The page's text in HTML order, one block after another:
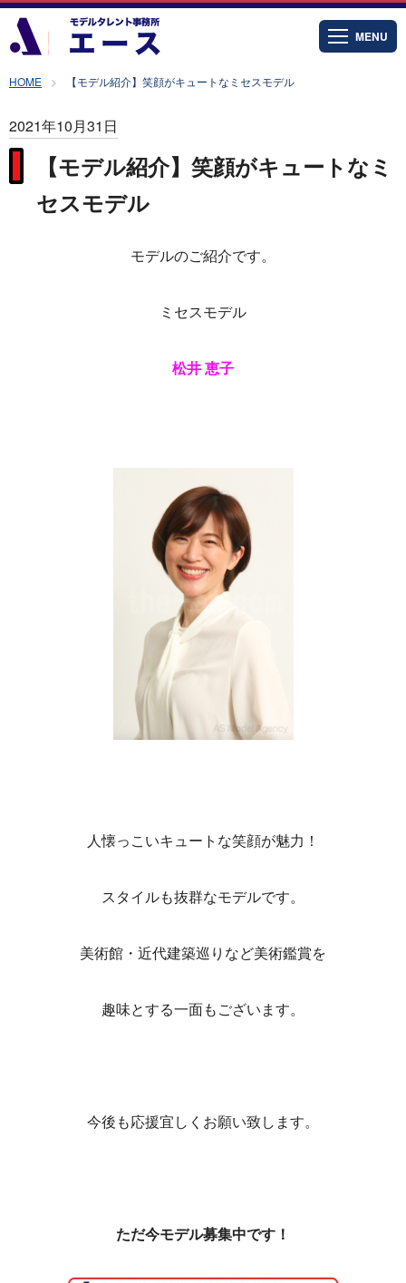
MENU
HOME 【モデル紹介】笑顔がキュートなミセスモデル
2021年10月31日
【モデル紹介】笑顔がキュートなミ
セスモデル
モデルのご紹介です。
ミセスモデル
松井 恵子
人懐っこいキュートな笑顔が魅力！
スタイルも抜群なモデルです。
美術館・近代建築巡りなど美術鑑賞を
趣味とする一面もございます。
今後も応援宜しくお願い致します。
ただ今モデル募集中です！